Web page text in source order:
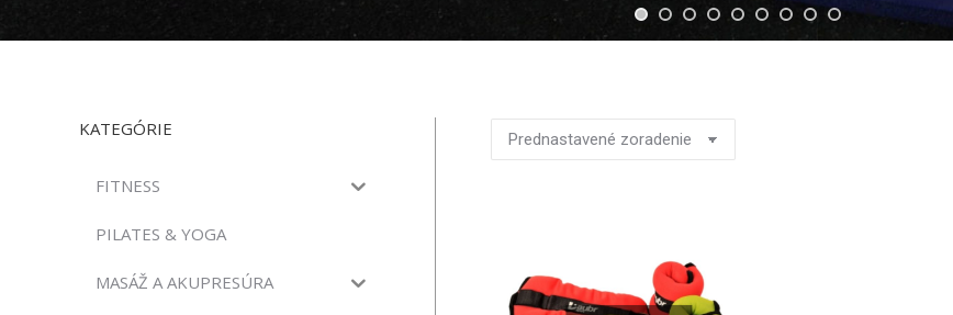
KATEGÓRIE
FITNESS
PILATES & YOGA
MASÁŽ A AKUPRESÚRA